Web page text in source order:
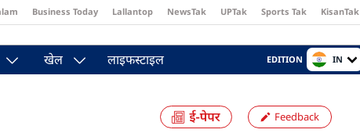
Business Today Lallantop NewsTak UPTak Sports Tak KisanTak
खेल लाइफस्टाइल EDITION IN
Feedback